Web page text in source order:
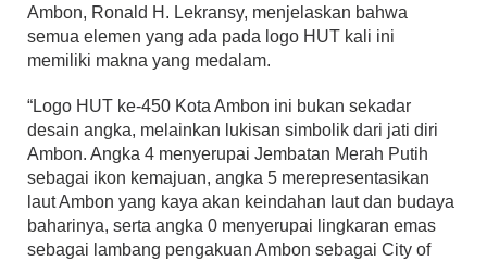
Ambon, Ronald H. Lekransy, menjelaskan bahwa
semua elemen yang ada pada logo HUT kali ini
memiliki makna yang medalam.
“Logo HUT ke-450 Kota Ambon ini bukan sekadar
desain angka, melainkan lukisan simbolik dari jati diri
Ambon. Angka 4 menyerupai Jembatan Merah Putih
sebagai ikon kemajuan, angka 5 merepresentasikan
laut Ambon yang kaya akan keindahan laut dan budaya
baharinya, serta angka 0 menyerupai lingkaran emas
sebagai lambang pengakuan Ambon sebagai City of